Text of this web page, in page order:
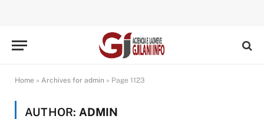
Home » Archives for admin » Page 1123
AUTHOR: ADMIN